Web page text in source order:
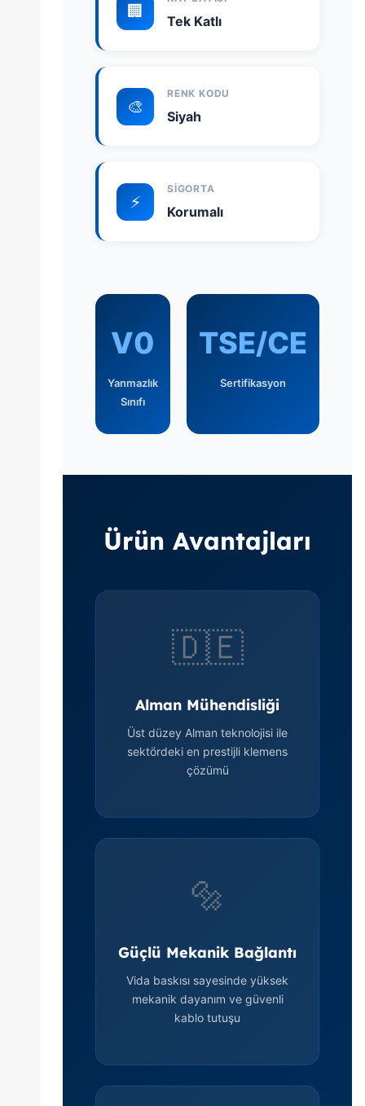
🏢
Tek Katlı
🎨
RENK KODU
Siyah
⚡
SIGORTA
Korumalı
V0
Yanmazlık
Sınıfı
TSE/CE
Sertifikasyon
Ürün Avantajları
🇩🇪
Alman Mühendisliği
Üst düzey Alman teknolojisi ile
sektördeki en prestijli klemens
çözümü
🔩
Güçlü Mekanik Bağlantı
Vida baskısı sayesinde yüksek
mekanik dayanım ve güvenli
kablo tutuşu